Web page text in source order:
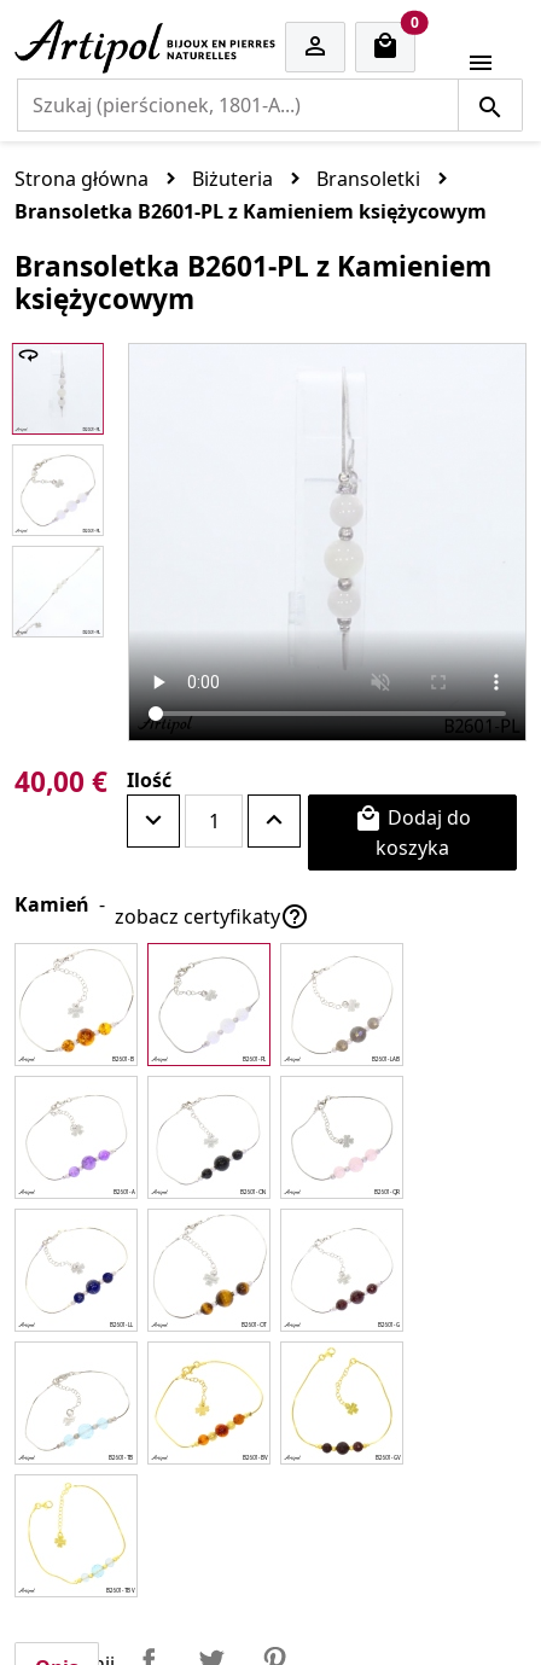

0cart items

Strona główna Biżuteria
Bransoletki
Bransoletka B2601-PL z Kamieniem księżycowym
Bransoletka B2601-PL z Kamieniem
księżycowym
40,00 € Ilość

koszyka
Kamień - zobacz certyfikaty
UdostępnijTweetuj